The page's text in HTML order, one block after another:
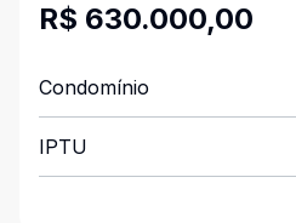
R$ 630.000,00
Condomínio
IPTU